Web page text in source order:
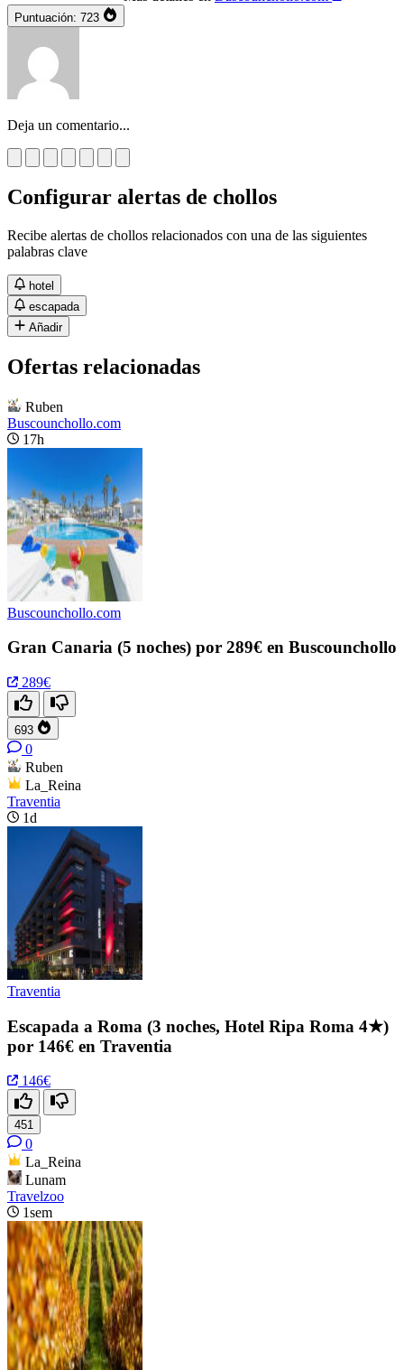
Puntuación: 723
Deja un comentario...
Configurar alertas de chollos
Recibe alertas de chollos relacionados con una de las siguientes
palabras clave
hotel
escapada
Añadir
Ofertas relacionadas
Ruben
Buscounchollo.com
17h
Buscounchollo.com
Gran Canaria (5 noches) por 289€ en Buscounchollo
289€
693
0
Ruben
La_Reina
Traventia
1d
Traventia
Escapada a Roma (3 noches, Hotel Ripa Roma 4★)
por 146€ en Traventia
146€
451
0
La_Reina
Lunam
Travelzoo
1sem